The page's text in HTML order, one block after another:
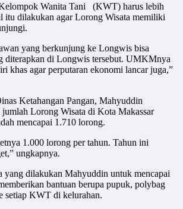
Wanita Tani (KWT) harus lebih
itu dilakukan agar Lorong Wisata memiliki
yang berkunjung ke Longwis bisa
diterapkan di Longwis tersebut. UMKMnya
khas agar perputaran ekonomi lancar juga,”
Ketahangan Pangan, Mahyuddin
Lorong Wisata di Kota Makassar
mencapai 1.710 lorong.
1.000 lorong per tahun. Tahun ini
ungkapnya.
yang dilakukan Mahyuddin untuk mencapai
bantuan berupa pupuk, polybag
setiap KWT di kelurahan.